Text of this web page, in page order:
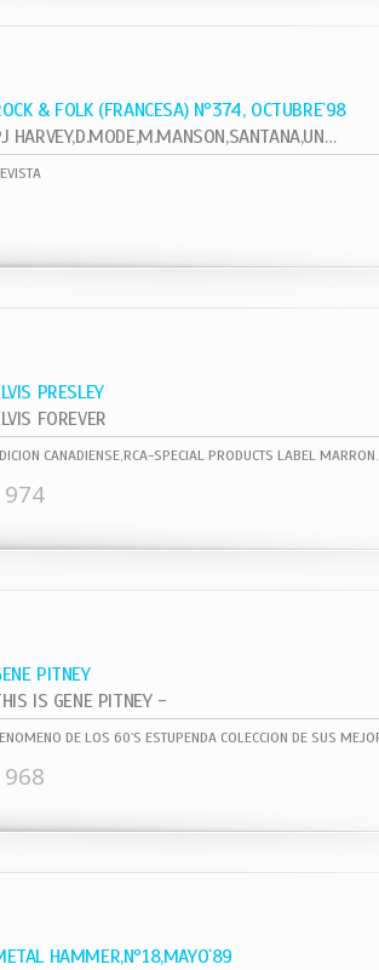
& FOLK (FRANCESA) Nº374, OCTUBRE`98
PJ HARVEY,D.MODE,M.MANSON,SANTANA,UNKLE
PRESLEY
FOREVER
CANADIENSE,RCA-SPECIAL PRODUCTS LABEL MARRON.
PITNEY
IS GENE PITNEY -
DE LOS 60`S ESTUPENDA COLECCION DE SUS
HAMMER,Nº18,MAYO`89